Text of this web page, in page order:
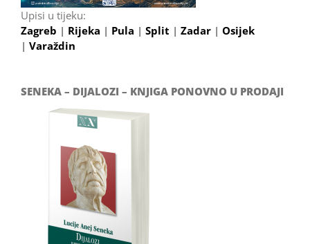
Upisi u tijeku:
Zagreb | Rijeka | Pula | Split | Zadar | Osijek
| Varaždin
SENEKA – DIJALOZI – KNJIGA PONOVNO U PRODAJI